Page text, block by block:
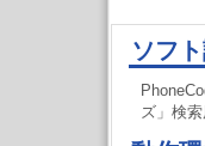
ソフ
ズ」検